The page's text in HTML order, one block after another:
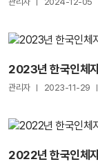
2023년 한국인체
관리자 2023-11-29
2022년 한국인체